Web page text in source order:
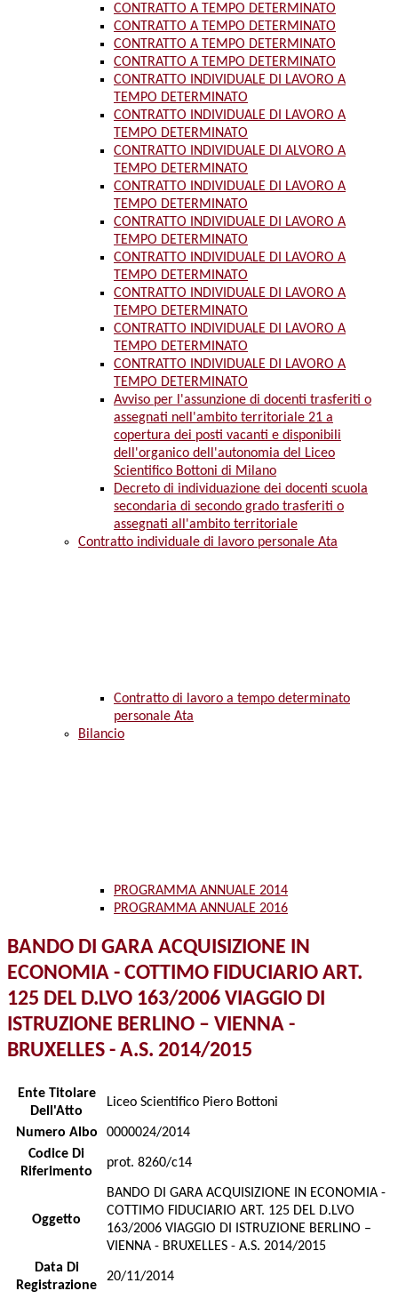
CONTRATTO A TEMPO DETERMINATO
CONTRATTO A TEMPO DETERMINATO
CONTRATTO A TEMPO DETERMINATO
CONTRATTO A TEMPO DETERMINATO
CONTRATTO INDIVIDUALE DI LAVORO A
TEMPO DETERMINATO
CONTRATTO INDIVIDUALE DI LAVORO A
TEMPO DETERMINATO
CONTRATTO INDIVIDUALE DI ALVORO A
TEMPO DETERMINATO
CONTRATTO INDIVIDUALE DI LAVORO A
TEMPO DETERMINATO
CONTRATTO INDIVIDUALE DI LAVORO A
TEMPO DETERMINATO
CONTRATTO INDIVIDUALE DI LAVORO A
TEMPO DETERMINATO
CONTRATTO INDIVIDUALE DI LAVORO A
TEMPO DETERMINATO
CONTRATTO INDIVIDUALE DI LAVORO A
TEMPO DETERMINATO
CONTRATTO INDIVIDUALE DI LAVORO A
TEMPO DETERMINATO
Avviso per l'assunzione di docenti trasferiti o
assegnati nell'ambito territoriale 21 a
copertura dei posti vacanti e disponibili
dell'organico dell'autonomia del Liceo
Scientifico Bottoni di Milano
Decreto di individuazione dei docenti scuola
secondaria di secondo grado trasferiti o
assegnati all'ambito territoriale
Contratto individuale di lavoro personale Ata
Contratto di lavoro a tempo determinato
personale Ata
Bilancio
PROGRAMMA ANNUALE 2014
PROGRAMMA ANNUALE 2016
BANDO DI GARA ACQUISIZIONE IN
ECONOMIA - COTTIMO FIDUCIARIO ART.
125 DEL D.LVO 163/2006 VIAGGIO DI
ISTRUZIONE BERLINO – VIENNA -
BRUXELLES - A.S. 2014/2015
Ente Titolare
Dell'Atto
Liceo Scientifico Piero Bottoni
Numero Albo
0000024/2014
Codice Di
Riferimento
prot. 8260/c14
Oggetto
BANDO DI GARA ACQUISIZIONE IN ECONOMIA -
COTTIMO FIDUCIARIO ART. 125 DEL D.LVO
163/2006 VIAGGIO DI ISTRUZIONE BERLINO –
VIENNA - BRUXELLES - A.S. 2014/2015
Data Di
Registrazione
20/11/2014